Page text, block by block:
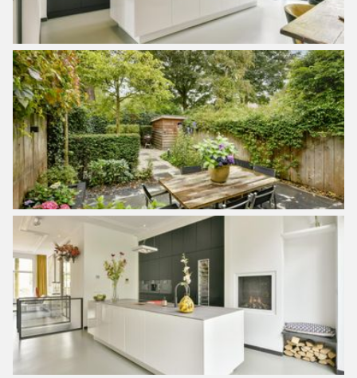
– Bouwjaar 1908;
– Gelegen op eigen grond;
– Het huis is hoogwaardig gerenoveerd, inclusief
fundering, in 2005-2007;
– In 2020 zijn er bij een renovatie onder andere de
volgende werkzaamheden uitgevoerd: nieuwe keuken,
stalen achterpui, walk-in-closet, schilderwerk intern en
extern, cv-installatie, glazen ombouw koekoek, stalen trap
souterrain;
– In de Hoofddorppleinbuurt in Amsterdam aan de rand
van Oud-Zuid;
– Woonhuis gelegen op een hoek en bestaande uit 4
woonlagen en tuin;
– Woonoppervlakte circa 284 m² (NEN-rapport 2580
aanwezig);
– Diepe tuin gelegen op het zuidwesten, met achterom;
– Achter de woning ligt de ‘koeienweide’, een grote
speelweide, welke niet bebouwd mag worden;